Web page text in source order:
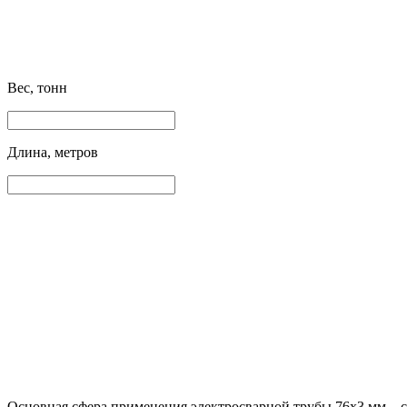
Вес, тонн
Длина, метров